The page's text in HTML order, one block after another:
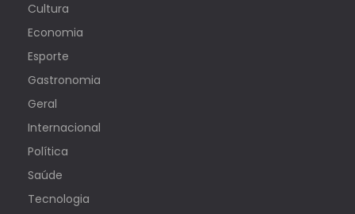
Cultura
Economia
Esporte
Gastronomia
Geral
Internacional
Política
Saúde
Tecnologia